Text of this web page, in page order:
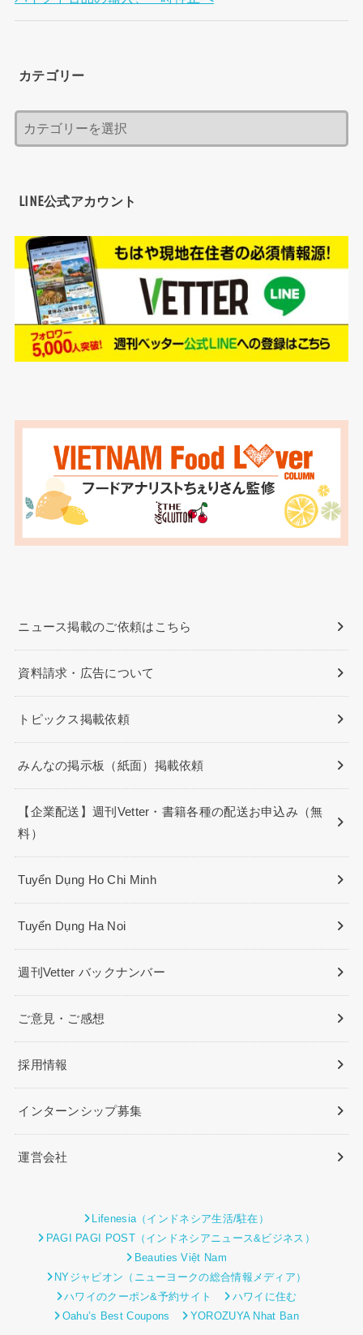
カテゴリー
LINE公式アカウント
ニュース掲載のご依頼はこちら
資料請求・広告について
トピックス掲載依頼
みんなの掲示板（紙面）掲載依頼
【企業配送】週刊Vetter・書籍各種の配送お申込み（無
料）
Tuyển Dụng Ho Chi Minh
Tuyển Dụng Ha Noi
週刊Vetter バックナンバー
ご意見・ご感想
採用情報
インターンシップ募集
運営会社
Lifenesia（インドネシア生活/駐在）
PAGI PAGI POST（インドネシアニュース&ビジネス）
Beauties Việt Nam
NYジャピオン（ニューヨークの総合情報メディア）
ハワイのクーポン&予約サイト
ハワイに住む
Oahu’s Best Coupons
YOROZUYA Nhat Ban